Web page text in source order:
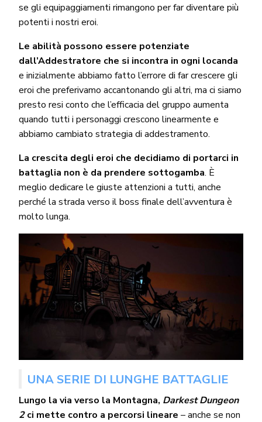
se gli equipaggiamenti rimangono per far diventare più
potenti i nostri eroi.
Le abilità possono essere potenziate
dall’Addestratore che si incontra in ogni locanda
e inizialmente abbiamo fatto l’errore di far crescere gli
eroi che preferivamo accantonando gli altri, ma ci siamo
presto resi conto che l’efficacia del gruppo aumenta
quando tutti i personaggi crescono linearmente e
abbiamo cambiato strategia di addestramento.
La crescita degli eroi che decidiamo di portarci in
battaglia non è da prendere sottogamba. È
meglio dedicare le giuste attenzioni a tutti, anche
perché la strada verso il boss finale dell’avventura è
molto lunga.
UNA SERIE DI LUNGHE BATTAGLIE
Lungo la via verso la Montagna, Darkest Dungeon
2ci mette contro a percorsi lineare – anche se non